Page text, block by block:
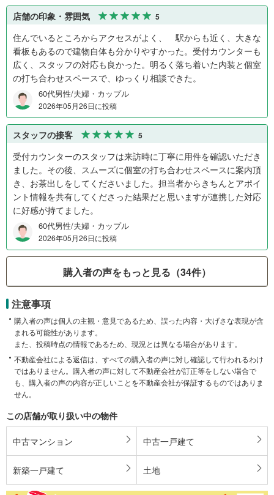
店舗の印象・雰囲気 5
住んでいるところからアクセスがよく、 駅からも近く、大きな
看板もあるので建物自体も分かりやすかった。受付カウンターも
広く、スタッフの対応も良かった。明るく落ち着いた内装と個室
の打ち合わせスペースで、ゆっくり相談できた。
60代男性/夫婦・カップル
2026年05月26日に投稿
スタッフの接客 5
受付カウンターのスタッフは来訪時に丁寧に用件を確認いただき
ました。その後、スムーズに個室の打ち合わせスペースに案内頂
き、お茶出しをしてくださいました。担当者からきちんとアポイ
ント情報を共有してくださった結果だと思いますが連携した対応
に好感が持てました。
60代男性/夫婦・カップル
2026年05月26日に投稿
購入者の声をもっと見る（34件）
注意事項
購入者の声は個人の主観・意見であるため、誤った内容・大げさな表現が含
まれる可能性があります。
また、投稿時点の情報であるため、現況とは異なる場合があります。
不動産会社による返信は、すべての購入者の声に対し確認して行われるわけ
ではありません。購入者の声に対して不動産会社が訂正等をしない場合で
も、購入者の声の内容が正しいことを不動産会社が保証するものではありま
せん。
この店舗が取り扱い中の物件
中古マンション 中古一戸建て
新築一戸建て 土地